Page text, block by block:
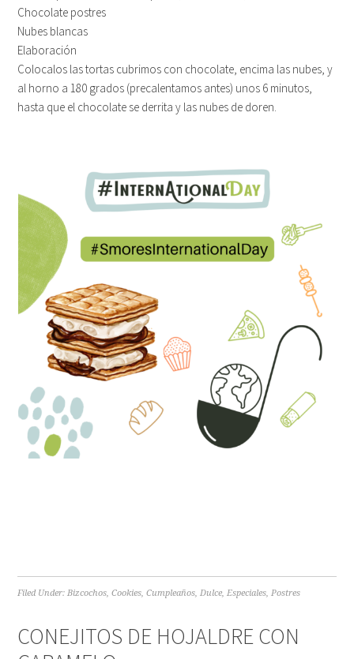
Chocolate postres
Nubes blancas
Elaboración
Colocalos las tortas cubrimos con chocolate, encima las nubes, y
al horno a 180 grados (precalentamos antes) unos 6 minutos,
hasta que el chocolate se derrita y las nubes de doren.
Filed Under:Bizcochos,Cookies,Cumpleaños,Dulce,Especiales,Postres
CONEJITOS DE HOJALDRE CON